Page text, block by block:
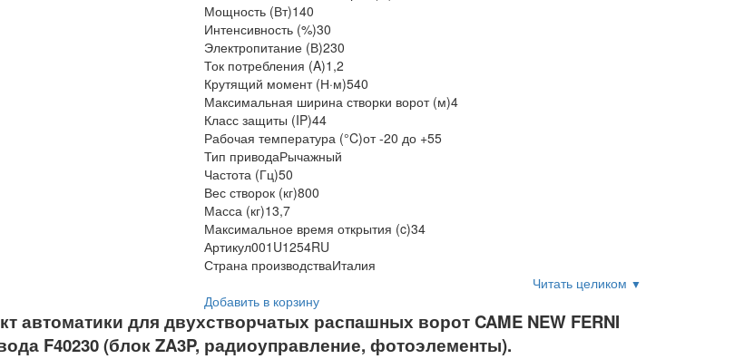
Мощность (Вт)140
Интенсивность (%)30
Электропитание (В)230
Ток потребления (A)1,2
Крутящий момент (Н·м)540
Максимальная ширина створки ворот (м)4
Класс защиты (IP)44
Рабочая температура (°C)от -20 до +55
Тип приводаРычажный
Частота (Гц)50
Вес створок (кг)800
Масса (кг)13,7
Максимальное время открытия (c)34
Артикул001U1254RU
Страна производстваИталия
Читать целиком ▼
Добавить в корзину
автоматики для двухстворчатых распашных ворот CAME NEW FERNI
F40230 (блок ZA3P, радиоуправление, фотоэлементы).